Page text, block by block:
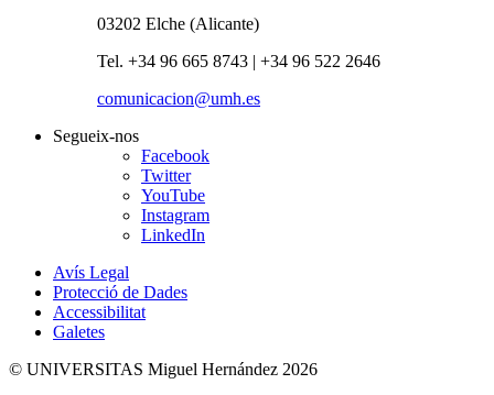
03202 Elche (Alicante)
Tel. +34 96 665 8743 | +34 96 522 2646
comunicacion@umh.es
Segueix-nos
Facebook
Twitter
YouTube
Instagram
LinkedIn
Avís Legal
Protecció de Dades
Accessibilitat
Galetes
© UNIVERSITAS Miguel Hernández 2026